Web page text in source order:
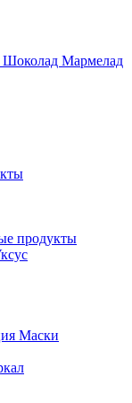
Мармелад
продукты
Маски